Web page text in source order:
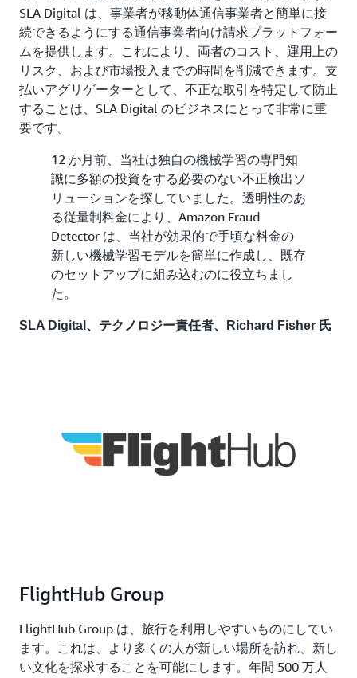
SLA Digital は、事業者が移動体通信事業者と簡単に接
続できるようにする通信事業者向け請求プラットフォー
ムを提供します。これにより、両者のコスト、運用上の
リスク、および市場投入までの時間を削減できます。支
払いアグリゲーターとして、不正な取引を特定して防止
することは、SLA Digital のビジネスにとって非常に重
要です。
12 か月前、当社は独自の機械学習の専門知
識に多額の投資をする必要のない不正検出ソ
リューションを探していました。透明性のあ
る従量制料金により、Amazon Fraud
Detector は、当社が効果的で手頃な料金の
新しい機械学習モデルを簡単に作成し、既存
のセットアップに組み込むのに役立ちまし
た。
SLA Digital、テクノロジー責任者、Richard Fisher 氏
FlightHub Group
FlightHub Group は、旅行を利用しやすいものにしてい
ます。これは、より多くの人が新しい場所を訪れ、新し
い文化を探求することを可能にします。年間 500 万人